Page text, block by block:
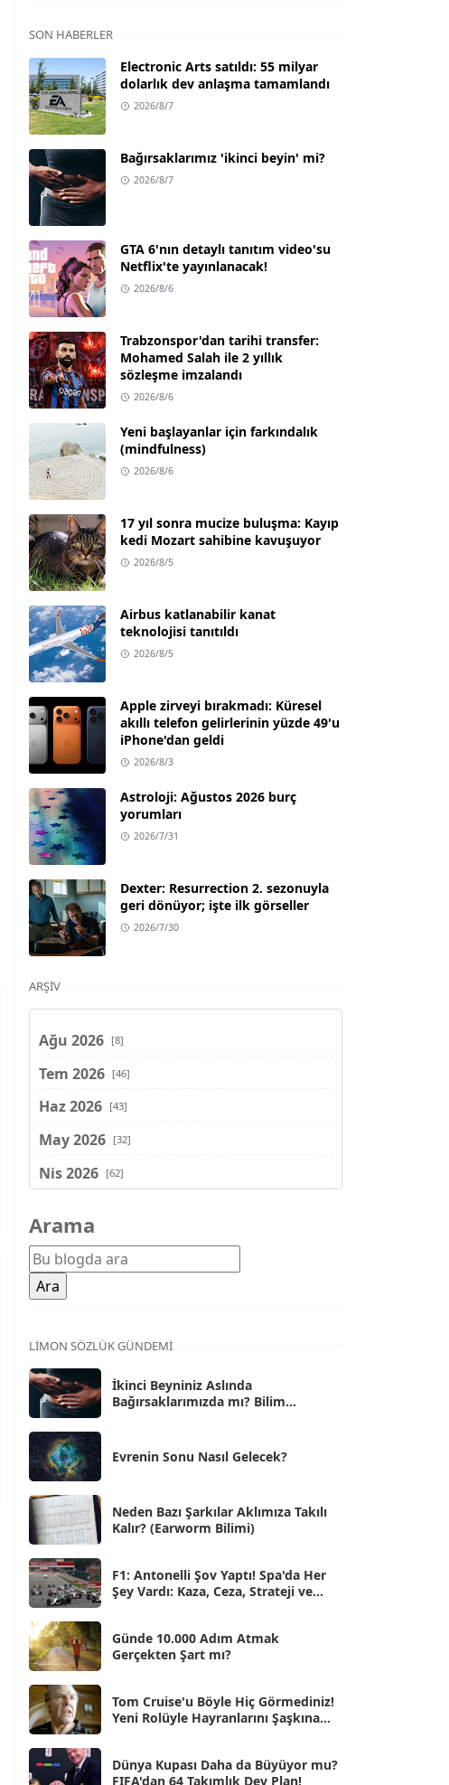
SON HABERLER
Electronic Arts satıldı: 55 milyar
dolarlık dev anlaşma tamamlandı
2026/8/7
Bağırsaklarımız 'ikinci beyin' mi?
2026/8/7
GTA 6'nın detaylı tanıtım video'su
Netflix'te yayınlanacak!
2026/8/6
Trabzonspor'dan tarihi transfer:
Mohamed Salah ile 2 yıllık
sözleşme imzalandı
2026/8/6
Yeni başlayanlar için farkındalık
(mindfulness)
2026/8/6
17 yıl sonra mucize buluşma: Kayıp
kedi Mozart sahibine kavuşuyor
2026/8/5
Airbus katlanabilir kanat
teknolojisi tanıtıldı
2026/8/5
Apple zirveyi bırakmadı: Küresel
akıllı telefon gelirlerinin yüzde 49'u
iPhone'dan geldi
2026/8/3
Astroloji: Ağustos 2026 burç
yorumları
2026/7/31
Dexter: Resurrection 2. sezonuyla
geri dönüyor; işte ilk görseller
2026/7/30
ARŞIV
Ağu 2026 [8]
Tem 2026 [46]
Haz 2026 [43]
May 2026 [32]
Nis 2026 [62]
Şub 2026
Oca 2026 [72]
Ara 2025
Kas 2025
Eki 2025
Eyl 2025 [56]
Ağu 2025
Tem 2025
Haz 2025
May 2025 [54]
Nis 2025 [56]
Mar 2025 [50]
Şub 2025 [57]
Oca 2025
Ara 2024 [25]
Kas 2024
Eki 2024 [46]
Arama
LIMON SÖZLÜK GÜNDEMI
İkinci Beyniniz Aslında
Bağırsaklarımızda mı? Bilim
Evrenin Sonu Nasıl Gelecek?
Neden Bazı Şarkılar Aklımıza Takılı
Kalır? (Earworm Bilimi)
F1: Antonelli Şov Yaptı! Spa'da Her
Şey Vardı: Kaza, Ceza, Strateji ve
Günde 10.000 Adım Atmak
Gerçekten Şart mı?
Tom Cruise'u Böyle Hiç Görmediniz!
Yeni Rolüyle Hayranlarını Şaşkına
Dünya Kupası Daha da Büyüyor mu?
FIFA'dan 64 Takımlık Dev Plan!